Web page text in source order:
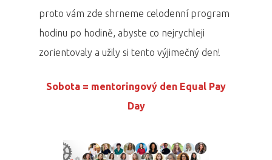
proto vám zde shrneme celodenní program
hodinu po hodině, abyste co nejrychleji
zorientovaly a užily si tento výjimečný den!
Sobota = mentoringový den Equal Pay
Day